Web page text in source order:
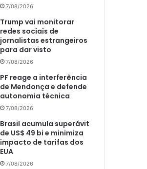
7/08/2026
Trump vai monitorar
redes sociais de
jornalistas estrangeiros
para dar visto
7/08/2026
PF reage a interferência
de Mendonça e defende
autonomia técnica
7/08/2026
Brasil acumula superávit
de US$ 49 bi e minimiza
impacto de tarifas dos
EUA
7/08/2026